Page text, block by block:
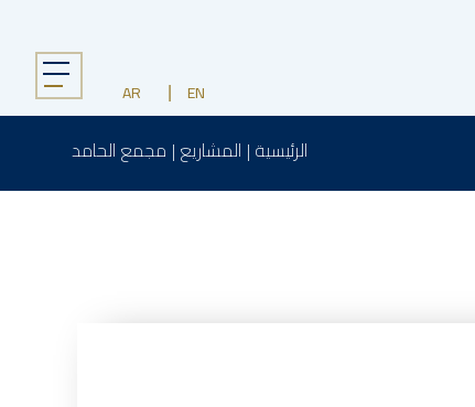
EN
AR
Menu
الرئيسية | المشاريع | مجمع الحامد